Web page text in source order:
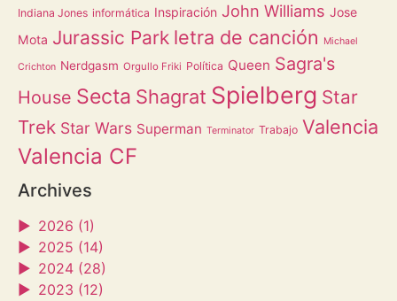
Indiana Jones informática Inspiración John Williams Jose
Mota Jurassic Park letra de canción Michael
Crichton Nerdgasm Orgullo Friki Política Queen Sagra's
House Secta Shagrat Spielberg Star
Trek Star Wars Superman Terminator Trabajo Valencia
Valencia CF
Archives
► 2026 (1)
► 2025 (14)
► 2024 (28)
► 2023 (12)